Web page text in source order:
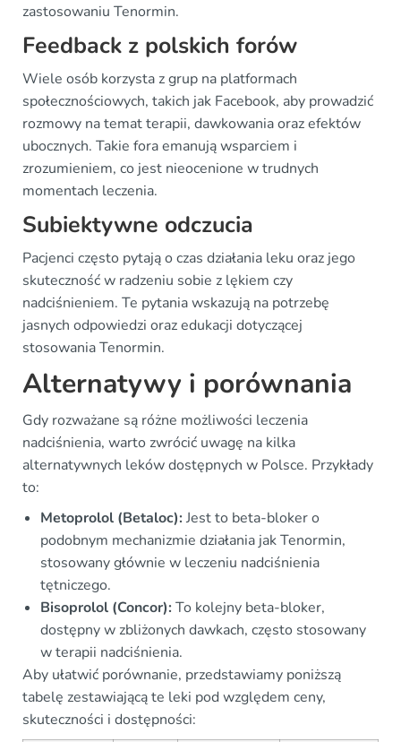
zastosowaniu Tenormin.
Feedback z polskich forów
Wiele osób korzysta z grup na platformach
społecznościowych, takich jak Facebook, aby prowadzić
rozmowy na temat terapii, dawkowania oraz efektów
ubocznych. Takie fora emanują wsparciem i
zrozumieniem, co jest nieocenione w trudnych
momentach leczenia.
Subiektywne odczucia
Pacjenci często pytają o czas działania leku oraz jego
skuteczność w radzeniu sobie z lękiem czy
nadciśnieniem. Te pytania wskazują na potrzebę
jasnych odpowiedzi oraz edukacji dotyczącej
stosowania Tenormin.
Alternatywy i porównania
Gdy rozważane są różne możliwości leczenia
nadciśnienia, warto zwrócić uwagę na kilka
alternatywnych leków dostępnych w Polsce. Przykłady
to:
Metoprolol (Betaloc):Jest to beta-bloker o
podobnym mechanizmie działania jak Tenormin,
stosowany głównie w leczeniu nadciśnienia
tętniczego.
Bisoprolol (Concor):To kolejny beta-bloker,
dostępny w zbliżonych dawkach, często stosowany
w terapii nadciśnienia.
Aby ułatwić porównanie, przedstawiamy poniższą
tabelę zestawiającą te leki pod względem ceny,
skuteczności i dostępności: